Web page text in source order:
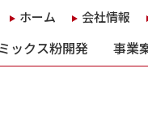
ホーム 会社情報
ミックス粉開発 事業